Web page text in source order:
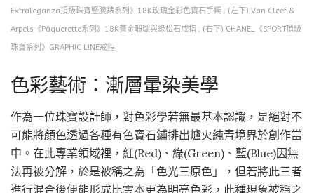
Extraleganza頂級珠寶暨腕錶系列》18K玫瑰金彩色寶石手鐲 ; (左下) Van Cleef &
Arpels《Pâquerette系列》18K黃金珊瑚與綠松石戒指 ; (右下) CHANEL《SPORT頂級
珠寶系列》GRAPHIC LINE戒指
色彩藝術：漸層暈染美學
作為一位珠寶設計師，對色彩學若無最基本認識，是絕對不
可能將顏色透過各種有色寶石鋪排出爐火純青境界於創作當
中。在此專業領域裡，紅(Red)、綠(Green)、藍(Blue)因無
法再被分解，於是被稱之為「色光三原色」，但若將此三者
進行混合後便能形成比雲本更為明亮色彩，此種現象被稱之